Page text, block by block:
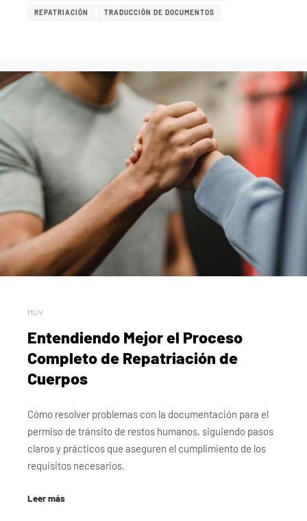
REPATRIACIÓN TRADUCCIÓN DE DOCUMENTOS
MUV
Entendiendo Mejor el Proceso
Completo de Repatriación de
Cuerpos
Cómo resolver problemas con la documentación para el
permiso de tránsito de restos humanos, siguiendo pasos
claros y prácticos que aseguren el cumplimiento de los
requisitos necesarios.
Leer más